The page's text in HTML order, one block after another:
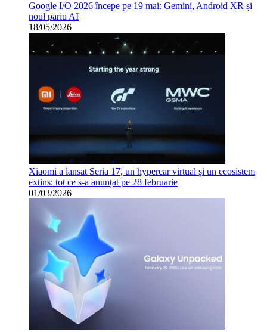
Google I/O 2026 începe pe 19 mai: Gemini, Android XR și
noul pariu AI
18/05/2026
Xiaomi a lansat Seria 17, un hypercar virtual și un ecosistem
extins: tot ce s-a anunțat pe 28 februarie
01/03/2026